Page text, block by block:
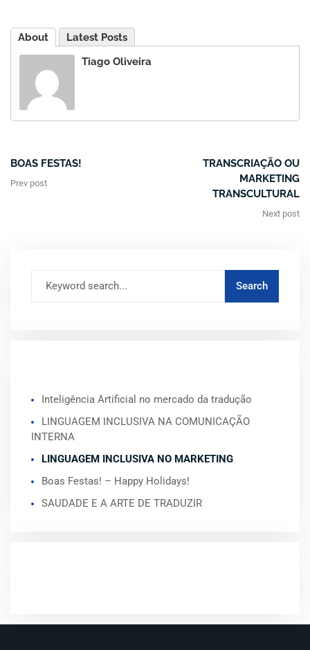
About
Latest Posts
Tiago Oliveira
BOAS FESTAS!
Prev post
TRANSCRIAÇÃO OU
MARKETING
TRANSCULTURAL
Next post
Inteligência Artificial no mercado da tradução
LINGUAGEM INCLUSIVA NA COMUNICAÇÃO
INTERNA
LINGUAGEM INCLUSIVA NO MARKETING
Boas Festas! – Happy Holidays!
SAUDADE E A ARTE DE TRADUZIR